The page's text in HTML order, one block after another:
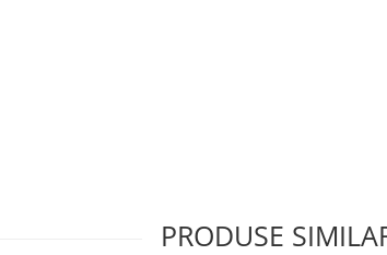
PRODUSE